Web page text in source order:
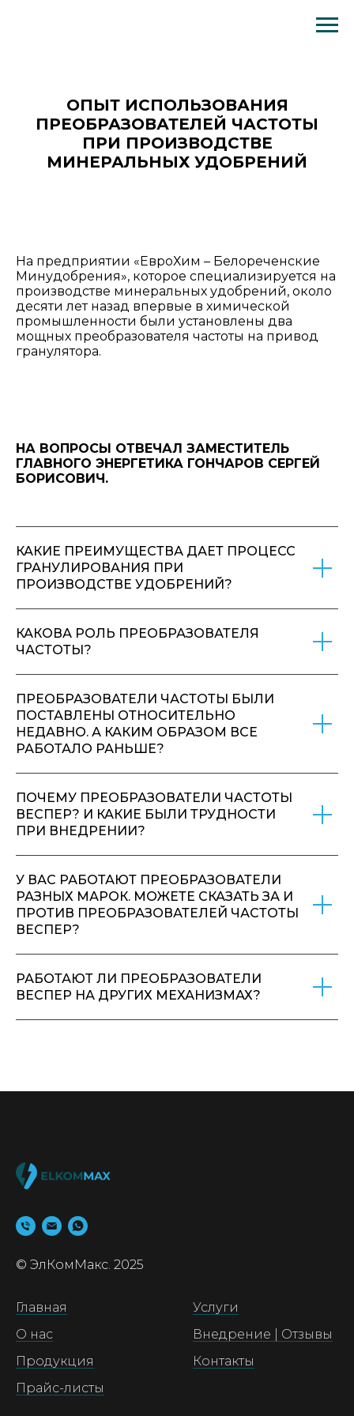
ОПЫТ ИСПОЛЬЗОВАНИЯ
ПРЕОБРАЗОВАТЕЛЕЙ ЧАСТОТЫ
ПРИ ПРОИЗВОДСТВЕ
МИНЕРАЛЬНЫХ УДОБРЕНИЙ
На предприятии «ЕвроХим – Белореченские
Минудобрения», которое специализируется на
производстве минеральных удобрений, около
десяти лет назад впервые в химической
промышленности были установлены два
мощных преобразователя частоты на привод
гранулятора.
НА ВОПРОСЫ ОТВЕЧАЛ ЗАМЕСТИТЕЛЬ
ГЛАВНОГО ЭНЕРГЕТИКА ГОНЧАРОВ СЕРГЕЙ
БОРИСОВИЧ.
КАКИЕ ПРЕИМУЩЕСТВА ДАЕТ ПРОЦЕСС
ГРАНУЛИРОВАНИЯ ПРИ
ПРОИЗВОДСТВЕ УДОБРЕНИЙ?
КАКОВА РОЛЬ ПРЕОБРАЗОВАТЕЛЯ
ЧАСТОТЫ?
ПРЕОБРАЗОВАТЕЛИ ЧАСТОТЫ БЫЛИ
ПОСТАВЛЕНЫ ОТНОСИТЕЛЬНО
НЕДАВНО. А КАКИМ ОБРАЗОМ ВСЕ
РАБОТАЛО РАНЬШЕ?
ПОЧЕМУ ПРЕОБРАЗОВАТЕЛИ ЧАСТОТЫ
ВЕСПЕР? И КАКИЕ БЫЛИ ТРУДНОСТИ
ПРИ ВНЕДРЕНИИ?
У ВАС РАБОТАЮТ ПРЕОБРАЗОВАТЕЛИ
РАЗНЫХ МАРОК. МОЖЕТЕ СКАЗАТЬ ЗА И
ПРОТИВ ПРЕОБРАЗОВАТЕЛЕЙ ЧАСТОТЫ
ВЕСПЕР?
РАБОТАЮТ ЛИ ПРЕОБРАЗОВАТЕЛИ
ВЕСПЕР НА ДРУГИХ МЕХАНИЗМАХ?
© ЭлКомМакс. 2025
Главная
О нас
Продукция
Прайс-листы
Услуги
Внедрение | Отзывы
Контакты